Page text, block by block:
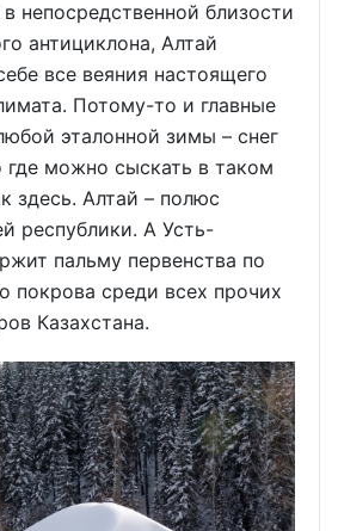
непосредственной близости
антициклона, Алтай
все веяния настоящего
Потому-то и главные
эталонной зимы – снег
где можно сыскать в таком
здесь. Алтай – полюс
республики. А Усть-
пальму первенства по
покрова среди всех прочих
Казахстана.